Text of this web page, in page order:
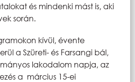
és mindenki mást is, aki
során.
kívül, évente
a Szüreti- és Farsangi bál,
lakodalom napja, az
a március 15-ei